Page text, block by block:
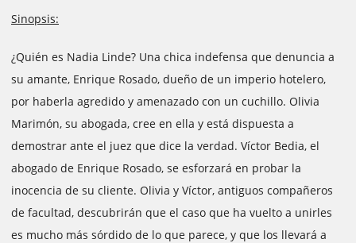
Sinopsis:
¿Quién es Nadia Linde? Una chica indefensa que denuncia a
su amante, Enrique Rosado, dueño de un imperio hotelero,
por haberla agredido y amenazado con un cuchillo. Olivia
Marimón, su abogada, cree en ella y está dispuesta a
demostrar ante el juez que dice la verdad. Víctor Bedia, el
abogado de Enrique Rosado, se esforzará en probar la
inocencia de su cliente. Olivia y Víctor, antiguos compañeros
de facultad, descubrirán que el caso que ha vuelto a unirles
es mucho más sórdido de lo que parece, y que los llevará a